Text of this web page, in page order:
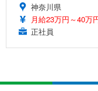
神奈川県
月給23万円～40万
正社員